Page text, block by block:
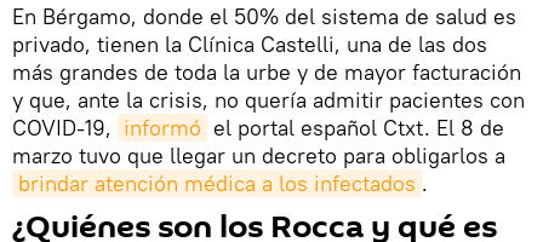
En Bérgamo, donde el 50% del sistema de salud es
privado, tienen la Clínica Castelli, una de las dos
más grandes de toda la urbe y de mayor facturación
y que, ante la crisis, no quería admitir pacientes con
COVID-19, informó el portal español Ctxt. El 8 de
marzo tuvo que llegar un decreto para obligarlos a
brindar atención médica a los infectados .
¿Quiénes son los Rocca y qué es